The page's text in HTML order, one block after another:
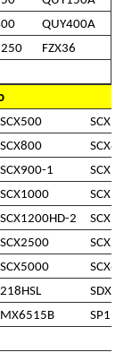
QUY400A
FZX36
SCX500
SCX800
SCX900-1
SCX1000
SCX1200HD-2
SCX2500
SCX5000
218HSL
MX6515B
SP110